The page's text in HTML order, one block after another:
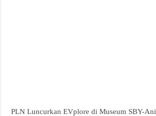
PLN Luncurkan EVplore di Museum SBY-Ani